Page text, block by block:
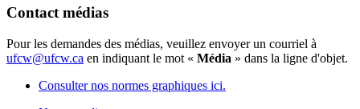
Contact médias
Pour les demandes des médias, veuillez envoyer un courriel à
ufcw@ufcw.ca en indiquant le mot « Média » dans la ligne d'objet.
Consulter nos normes graphiques ici.